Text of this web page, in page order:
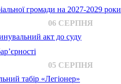
громади на 2027-2029 роки
06 СЕРПНЯ
акт до суду
05 СЕРПНЯ
табір «Легіонер»